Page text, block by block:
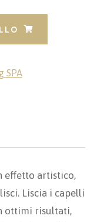
SPA
effetto artistico,
Liscia i capelli
ottimi risultati,